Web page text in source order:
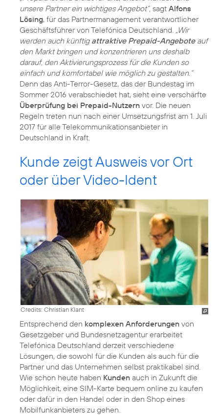
unsere Partner ein wichtiges Angebot“, sagt Alfons
Lösing, für das Partnermanagement verantwortlicher
Geschäftsführer von Telefónica Deutschland.
„Wir
werden auch künftig attraktive Prepaid-Angeboteauf
den Markt bringen und konzentrieren uns deshalb
darauf, den Aktivierungsprozess für die Kunden so
einfach und komfortabel wie möglich zu gestalten.“
Denn das Anti-Terror-Gesetz, das der Bundestag im
Sommer 2016 verabschiedet hat, sieht eine verschärfte
Überprüfung bei Prepaid-Nutzern vor. Die neuen
Regeln treten nun nach einer Umsetzungsfrist am 1. Juli
2017 für alle Telekommunikationsanbieter in
Deutschland in Kraft.
Kunde zeigt Ausweis vor Ort
oder über Video-Ident
Credits: Christian Klant
Entsprechend den komplexen Anforderungen von
Gesetzgeber und Bundesnetzagentur erarbeitet
Telefónica Deutschland derzeit verschiedene
Lösungen, die sowohl für die Kunden als auch für die
Partner und das Unternehmen selbst praktikabel sind.
Wie schon heute haben Kunden auch in Zukunft die
Möglichkeit, eine SIM-Karte bequem online zu kaufen
oder dafür in den Handel oder in den Shop eines
Mobilfunkanbieters zu gehen.